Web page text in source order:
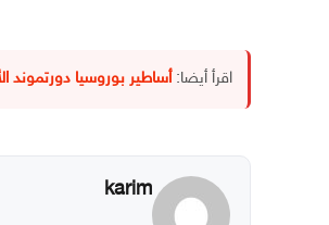
اقرأ أيضا: أساطير بوروسيا دورتموند
karim